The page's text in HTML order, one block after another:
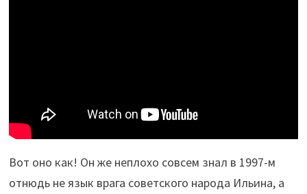
Вот оно как! Он же неплохо совсем знал в 1997-м
отнюдь не язык врага советского народа Ильина, а